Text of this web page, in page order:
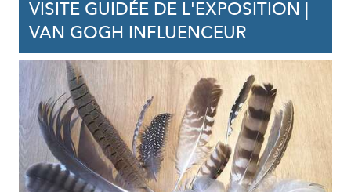
VISITE GUIDÉE DE L'EXPOSITION |
VAN GOGH INFLUENCEUR